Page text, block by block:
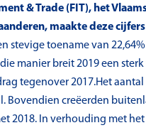
& Trade (FIT), het
maakte deze
stevige toename van
manier breit 2019 een
tegenover 2017.Het
Bovendien creëerden
2018. In verhouding met